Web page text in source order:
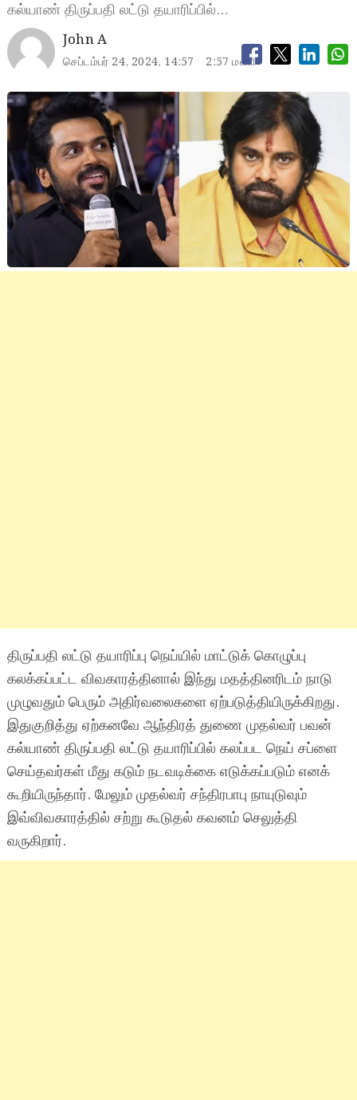
கல்யாண் திருப்பதி லட்டு தயாரிப்பில்…
John A
செப்டம்பர் 24, 2024, 14:57 2:57 மணி
திருப்பதி லட்டு தயாரிப்பு நெய்யில் மாட்டுக் கொழுப்பு
கலக்கப்பட்ட விவகாரத்தினால் இந்து மதத்தினரிடம் நாடு
முழுவதும் பெரும் அதிர்வலைகளை ஏற்படுத்தியிருக்கிறது.
இதுகுறித்து ஏற்கனவே ஆந்திரத் துணை முதல்வர் பவன்
கல்யாண் திருப்பதி லட்டு தயாரிப்பில் கலப்பட நெய் சப்ளை
செய்தவர்கள் மீது கடும் நடவடிக்கை எடுக்கப்படும் எனக்
கூறியிருந்தார். மேலும் முதல்வர் சந்திரபாபு நாயுடுவும்
இவ்விவகாரத்தில் சற்று கூடுதல் கவனம் செலுத்தி
வருகிறார்.